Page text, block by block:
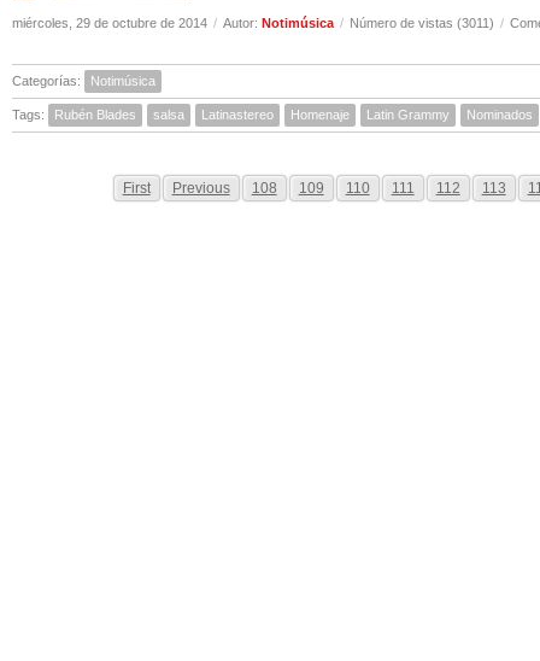
miércoles, 29 de octubre de 2014 / Autor: Notimúsica / Número de vistas (3011) /
Categorías: Notimúsica
Tags: Rubén Blades salsa Latinastereo Homenaje Latin Grammy Nominados
First Previous 108 109 110 111 112 113